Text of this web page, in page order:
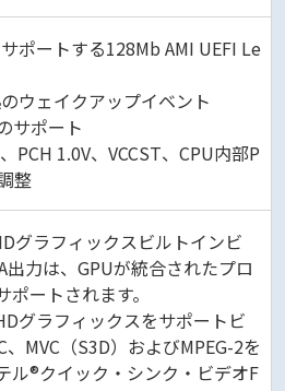
ポートする128Mb AMI UEFI Le
ウェイクアップイベント
サポート
PCH 1.0V、VCCST、CPU内部P
整
グラフィックスビルトインビ
出力は、GPUが統合されたプロ
ートされます。
グラフィックスをサポートビ
、MVC（S3D）およびMPEG-2を
ル®クイック・シンク・ビデオF